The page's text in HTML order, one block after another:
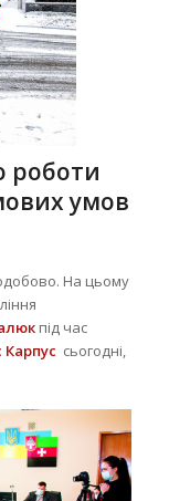
роботи
умов
На цьому
під час
Карпус сьогодні,